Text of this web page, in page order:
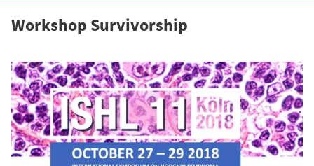
Workshop Survivorship